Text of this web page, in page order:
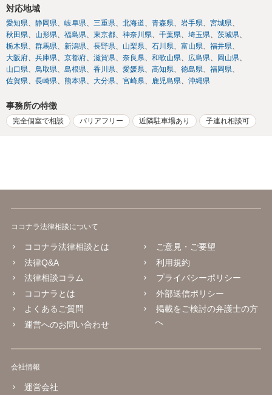
対応地域
愛知県 静岡県 岐阜県 三重県 北海道 青森県 岩手県
宮城県
秋田県
山形県 福島県 東京都 神奈川県 千葉県 埼玉県
茨城県
栃木県
群馬県 新潟県 長野県 山梨県 石川県 富山県
福井県
大阪府
兵庫県 京都府 滋賀県 奈良県 和歌山県 広島県
岡山県
山口県
鳥取県 島根県 香川県 愛媛県 高知県 徳島県
福岡県
佐賀県
長崎県 熊本県 大分県 宮崎県 鹿児島県 沖縄県
事務所の特徴
完全個室で相談 バリアフリー 近隣駐車場あり 子連れ相談可
ココナラ法律相談について
ココナラ法律相談とは
法律Q&A
法律相談コラム
ココナラとは
よくあるご質問
運営へのお問い合わせ
ご意見・ご要望
利用規約
プライバシーポリシー
外部送信ポリシー
掲載をご検討の弁護士の方
へ
会社情報
運営会社